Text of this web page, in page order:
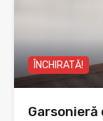
ÎNCHIRATĂ!